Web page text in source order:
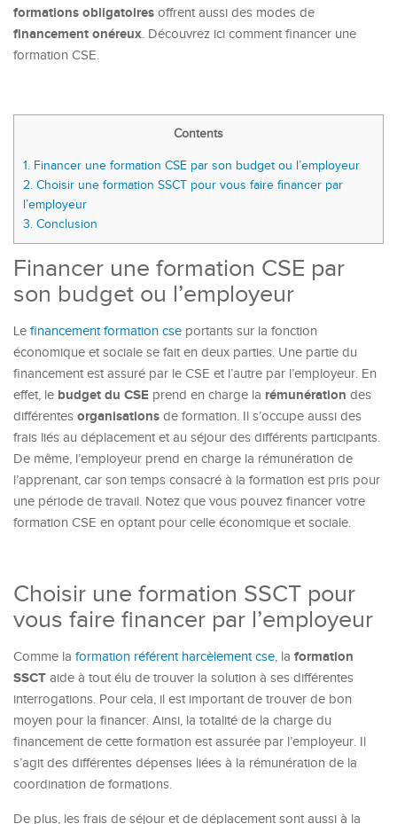
formations obligatoires offrent aussi des modes de
financement onéreux. Découvrez ici comment financer une
formation CSE.
Contents
1. Financer une formation CSE par son budget ou l’employeur
2. Choisir une formation SSCT pour vous faire financer par
l’employeur
3. Conclusion
Financer une formation CSE par
son budget ou l’employeur
Le financement formation cse portants sur la fonction
économique et sociale se fait en deux parties. Une partie du
financement est assuré par le CSE et l’autre par l’employeur. En
effet, le budget du CSE prend en charge la rémunération des
différentes organisations de formation. Il s’occupe aussi des
frais liés au déplacement et au séjour des différents participants.
De même, l’employeur prend en charge la rémunération de
l’apprenant, car son temps consacré à la formation est pris pour
une période de travail. Notez que vous pouvez financer votre
formation CSE en optant pour celle économique et sociale.
Choisir une formation SSCT pour
vous faire financer par l’employeur
Comme la formation référent harcèlement cse, la formation
SSCT aide à tout élu de trouver la solution à ses différentes
interrogations. Pour cela, il est important de trouver de bon
moyen pour la financer. Ainsi, la totalité de la charge du
financement de cette formation est assurée par l’employeur. Il
s’agit des différentes dépenses liées à la rémunération de la
coordination de formations.
De plus, les frais de séjour et de déplacement sont aussi à la